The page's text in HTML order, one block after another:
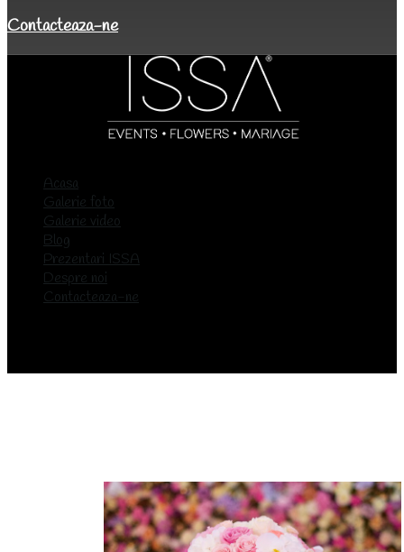
Contacteaza-ne
Acasa
Galerie foto
Galerie video
Blog
Prezentari ISSA
Despre noi
Contacteaza-ne